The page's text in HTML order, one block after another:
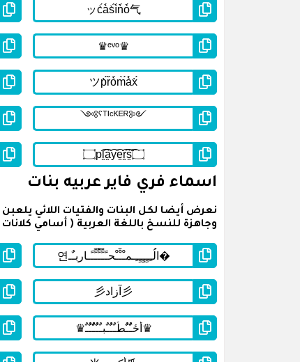
اسماء فري فاير عربيه بنات
وجاهزة للنسخ باللغة العربية ( أسامي